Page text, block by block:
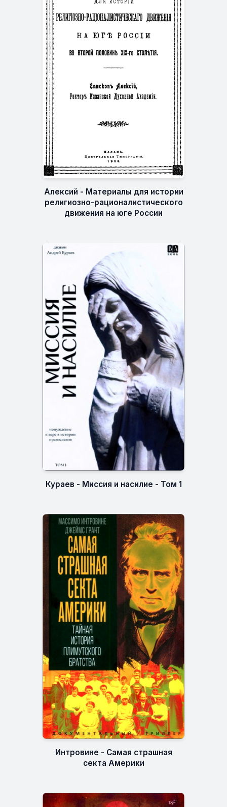
Алексий - Материалы для истории
религиозно-рационалистического
движения на юге России
Кураев - Миссия и насилие - Том 1
Интровине - Самая страшная
секта Америки